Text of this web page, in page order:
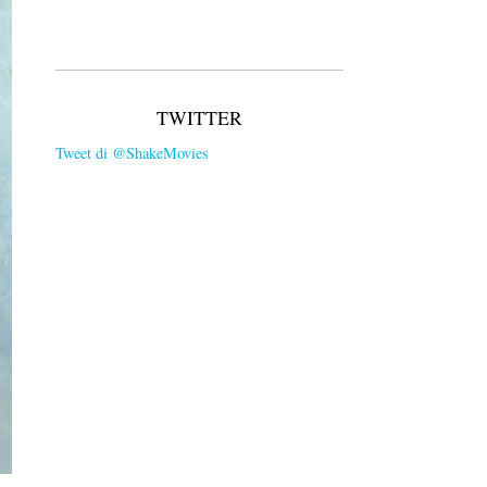
TWITTER
Tweet di @ShakeMovies